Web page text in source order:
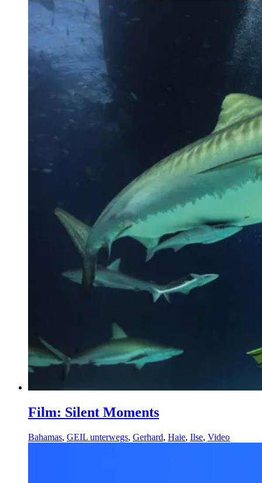
Film: Silent Moments
Bahamas, GEIL unterwegs, Gerhard, Haie, Ilse, Video